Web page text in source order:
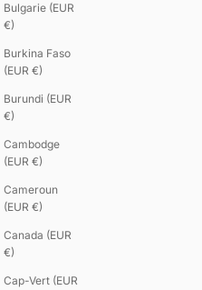
Bulgarie (EUR
€)
Burkina Faso
(EUR €)
Burundi (EUR
€)
Cambodge
(EUR €)
Cameroun
(EUR €)
Canada (EUR
€)
Cap-Vert (EUR